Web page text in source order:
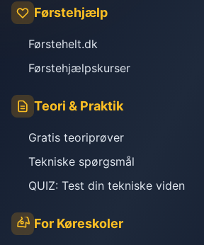
Førstehjælp
Førstehelt.dk
Førstehjælpskurser
Teori & Praktik
Gratis teoriprøver
Tekniske spørgsmål
QUIZ: Test din tekniske viden
For Køreskoler